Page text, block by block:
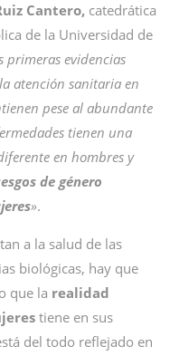
Cantero, catedrática
de la Universidad de
primeras evidencias
atención sanitaria en
pese al abundante
tienen una
en hombres y
de género
».
a la salud de las
biológicas, hay que
que la realidad
tiene en sus
del todo reflejado en